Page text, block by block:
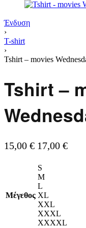
Ένδυση
›
T-shirt
›
Tshirt – movies
Tshirt –
15,00 € 17,00 €
Μέγεθος
S
M
L
XL
XXL
XXXL
XXXXL